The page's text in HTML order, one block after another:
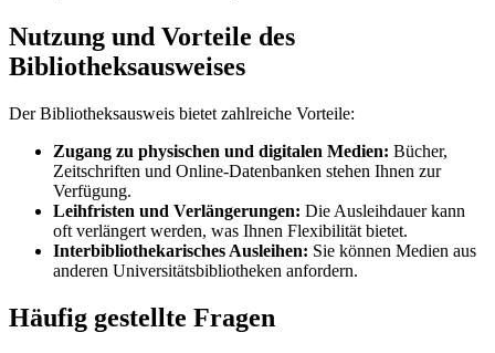
Nutzung und Vorteile des
Bibliotheksausweises
Der Bibliotheksausweis bietet zahlreiche Vorteile:
Zugang zu physischen und digitalen Medien: Bücher,
Zeitschriften und Online-Datenbanken stehen Ihnen zur
Verfügung.
Leihfristen und Verlängerungen: Die Ausleihdauer kann
oft verlängert werden, was Ihnen Flexibilität bietet.
Interbibliothekarisches Ausleihen: Sie können Medien aus
anderen Universitätsbibliotheken anfordern.
Häufig gestellte Fragen